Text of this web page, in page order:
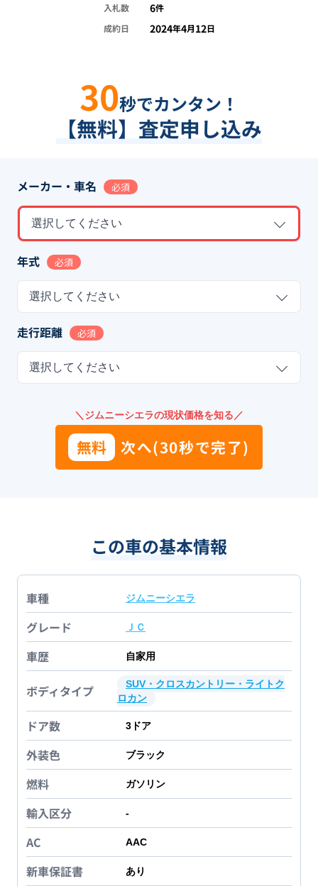
入札数 6件
成約日
2024年4月12日
30秒でカンタン！
【無料】査定申し込み
メーカー・車名 必須
選択してください
年式 必須
選択してください
走行距離 必須
選択してください
＼ジムニーシエラの現状価格を知る／
無料 次へ(30秒で完了)
この車の基本情報
車種 ジムニーシエラ
グレード ＪＣ
車歴 自家用
ボディタイプ
SUV・クロスカントリー・ライトク
ロカン
ドア数 3 ドア
外装色 ブラック
燃料 ガソリン
輸入区分 -
AC AAC
新車保証書 あり